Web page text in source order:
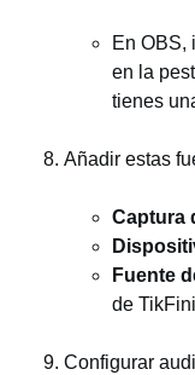
En OBS,
en la
tienes
Añadir estas
Captura
Fuente
de
Configurar